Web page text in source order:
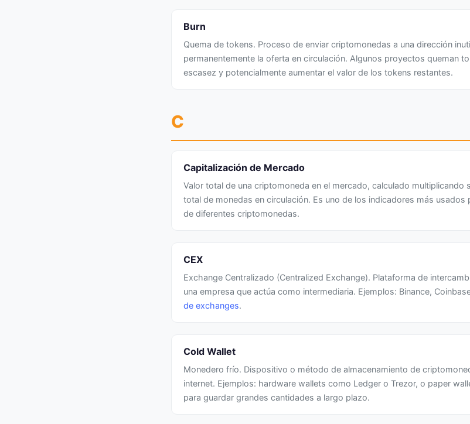
Burn
Quema de tokens. Proceso de enviar criptomonedas a una dirección
permanentemente la oferta en circulación. Algunos proyectos queman
escasez y potencialmente aumentar el valor de los tokens restantes.
C
Capitalización de Mercado
Valor total de una criptomoneda en el mercado, calculado multiplicando
total de monedas en circulación. Es uno de los indicadores más usados
de diferentes criptomonedas.
CEX
Exchange Centralizado (Centralized Exchange). Plataforma de
una empresa que actúa como intermediaria. Ejemplos: Binance,
de exchanges.
Cold Wallet
Monedero frío. Dispositivo o método de almacenamiento de
internet. Ejemplos: hardware wallets como Ledger o Trezor, o paper
para guardar grandes cantidades a largo plazo.